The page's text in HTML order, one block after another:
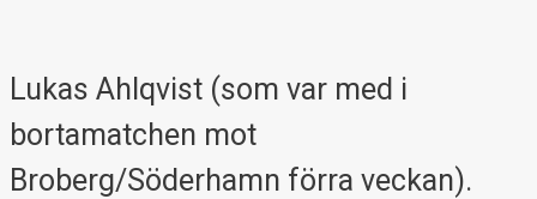
Lukas Ahlqvist (som var med i
bortamatchen mot
Broberg/Söderhamn förra veckan).